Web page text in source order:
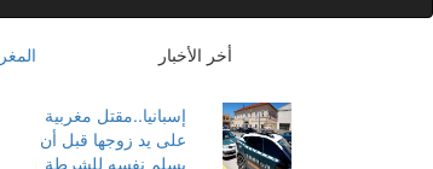
+ أخر الأخبار
إسبانيا..مقتل مغربية
على يد زوجها قبل أن